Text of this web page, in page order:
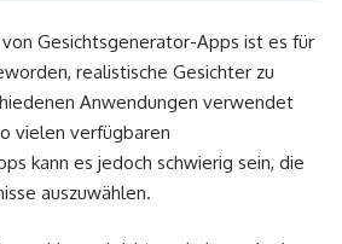
Gesichtsgenerator-Apps ist es für
realistische Gesichter zu
Anwendungen verwendet
vielen verfügbaren
kann es jedoch schwierig sein, die
auszuwählen.